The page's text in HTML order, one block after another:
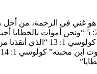
الذي هو غني في الرحمة، من
التي احبنا بها” أفسس 2: 5 “ونحن أموات
بالنعمة أنتم مخلصون” كولوسي 1: